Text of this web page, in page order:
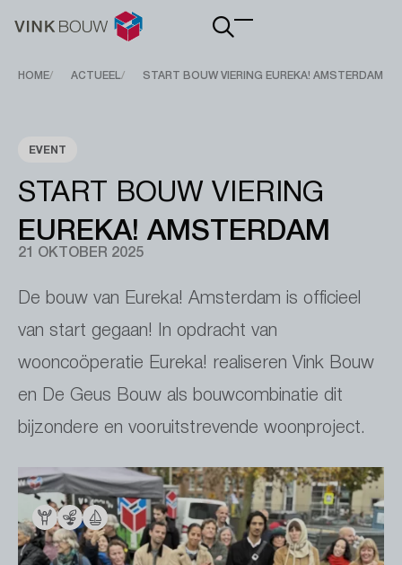
Main
Breadcrumb
HOME ACTUEEL START BOUW VIERING EUREKA! AMSTERDAM
EVENT
START BOUW VIERING
EUREKA! AMSTERDAM
21 OKTOBER 2025
De bouw van Eureka! Amsterdam is officieel
van start gegaan! In opdracht van
wooncoöperatie Eureka! realiseren Vink Bouw
en De Geus Bouw als bouwcombinatie dit
bijzondere en vooruitstrevende woonproject.